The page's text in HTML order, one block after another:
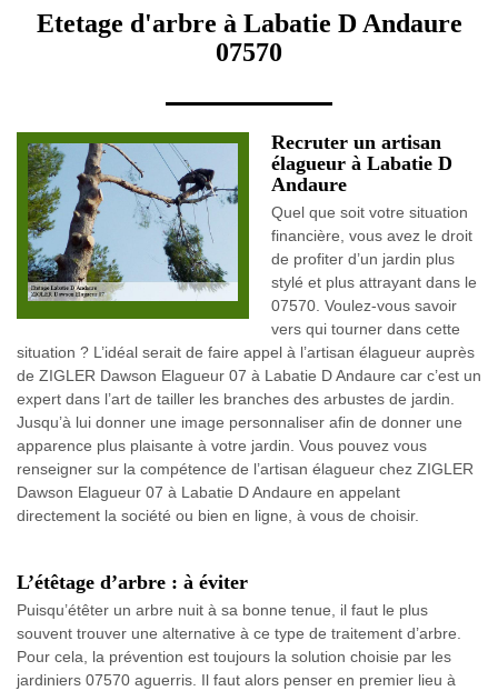
Etetage d'arbre à Labatie D Andaure
07570
Recruter un artisan
élagueur à Labatie D
Andaure
Quel que soit votre situation
financière, vous avez le droit
de profiter d’un jardin plus
stylé et plus attrayant dans le
07570. Voulez-vous savoir
vers qui tourner dans cette
situation ? L’idéal serait de faire appel à l’artisan élagueur auprès
de ZIGLER Dawson Elagueur 07 à Labatie D Andaure car c’est un
expert dans l’art de tailler les branches des arbustes de jardin.
Jusqu’à lui donner une image personnaliser afin de donner une
apparence plus plaisante à votre jardin. Vous pouvez vous
renseigner sur la compétence de l’artisan élagueur chez ZIGLER
Dawson Elagueur 07 à Labatie D Andaure en appelant
directement la société ou bien en ligne, à vous de choisir.
L’étêtage d’arbre : à éviter
Puisqu’étêter un arbre nuit à sa bonne tenue, il faut le plus
souvent trouver une alternative à ce type de traitement d’arbre.
Pour cela, la prévention est toujours la solution choisie par les
jardiniers 07570 aguerris. Il faut alors penser en premier lieu à